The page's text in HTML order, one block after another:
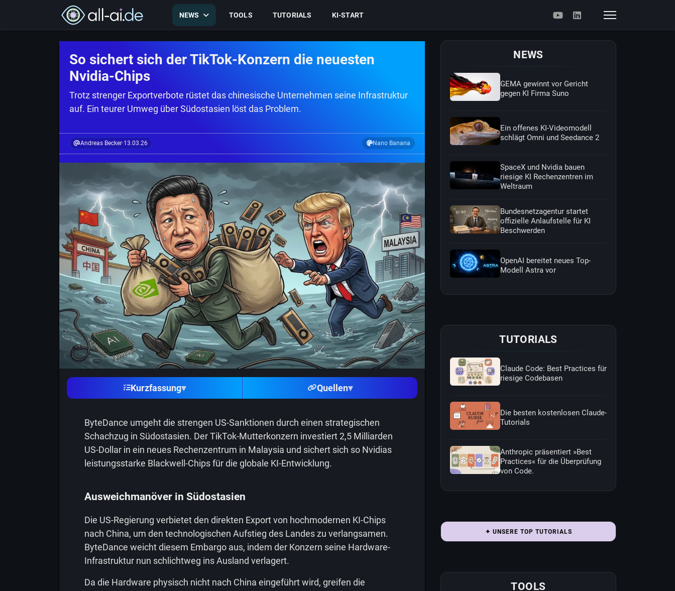
NEWS TOOLS TUTORIALS KI-START
So sichert sich der TikTok-Konzern die neuesten
Nvidia-Chips
Trotz strenger Exportverbote rüstet das chinesische Unternehmen seine Infrastruktur
auf. Ein teurer Umweg über Südostasien löst das Problem.
Andreas Becker·13.03.26 Nano Banana
Kurzfassung▾ Quellen▾
ByteDance umgeht die strengen US-Sanktionen durch einen strategischen
Schachzug in Südostasien. Der TikTok-Mutterkonzern investiert 2,5 Milliarden
US-Dollar in ein neues Rechenzentrum in Malaysia und sichert sich so Nvidias
leistungsstarke Blackwell-Chips für die globale KI-Entwicklung.
Ausweichmanöver in Südostasien
Die US-Regierung verbietet den direkten Export von hochmodernen KI-Chips
nach China, um den technologischen Aufstieg des Landes zu verlangsamen.
ByteDance weicht diesem Embargo aus, indem der Konzern seine Hardware-
Infrastruktur nun schlichtweg ins Ausland verlagert.
Da die Hardware physisch nicht nach China eingeführt wird, greifen die
NEWS
GEMA gewinnt vor Gericht
gegen KI Firma Suno
Ein offenes KI-Videomodell
schlägt Omni und Seedance 2
SpaceX und Nvidia bauen
riesige KI Rechenzentren im
Weltraum
Bundesnetzagentur startet
offizielle Anlaufstelle für KI
Beschwerden
OpenAI bereitet neues Top-
Modell Astra vor
TUTORIALS
Claude Code: Best Practices für
riesige Codebasen
Die besten kostenlosen Claude-
Tutorials
Anthropic präsentiert »Best
Practices« für die Überprüfung
von Code.
✦ UNSERE TOP TUTORIALS
TOOLS